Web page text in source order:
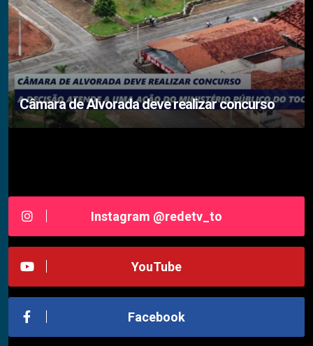
Câmara de Alvorada deve realizar concurso
Instagram @redetv_to
YouTube
Facebook